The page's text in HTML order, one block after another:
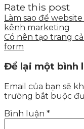
Rate this post
Làm sao để
kênh marketing
Có nên tạo trang
form
Để lại một bình
Email của bạn sẽ
trường bắt buộc
Bình luận *